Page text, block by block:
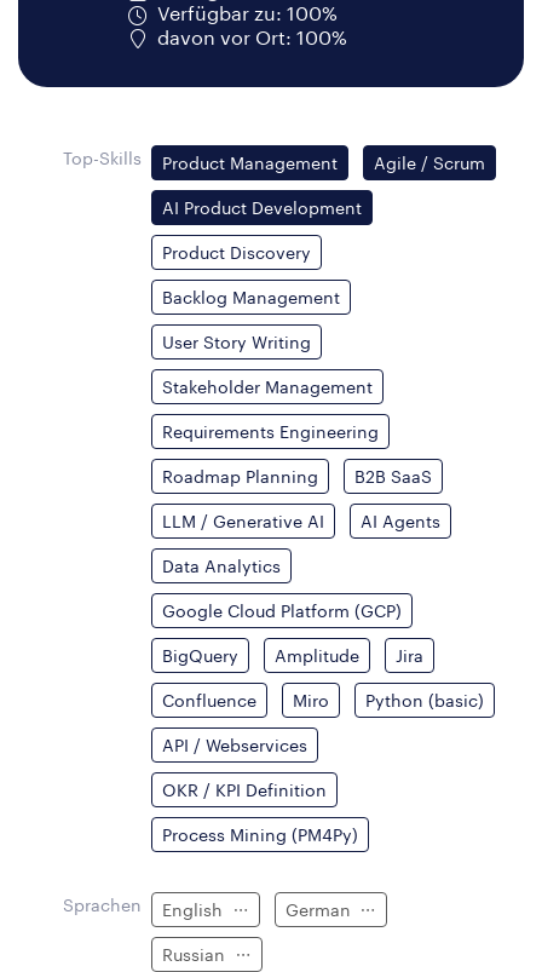
Verfügbar zu: 100%
davon vor Ort: 100%
Top-Skills Product Management Agile / Scrum
AI Product Development
Product Discovery
Backlog Management
User Story Writing
Stakeholder Management
Requirements Engineering
Roadmap Planning B2B SaaS
LLM / Generative AI AI Agents
Data Analytics
Google Cloud Platform (GCP)
BigQuery Amplitude Jira
Confluence Miro Python (basic)
API / Webservices
OKR / KPI Definition
Process Mining (PM4Py)
Sprachen English German
Russian